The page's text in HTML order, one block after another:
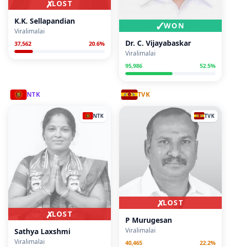
✗LOST
K.K. Sellapandian
Viralimalai
37,562 20.6%
✓WON
Dr. C. Vijayabaskar
Viralimalai
95,986 52.5%
NTK
✗LOST
NTK
Sathya Laxshmi
Viralimalai
TVK
✗LOST
TVK
P Murugesan
Viralimalai
40,465 22.2%